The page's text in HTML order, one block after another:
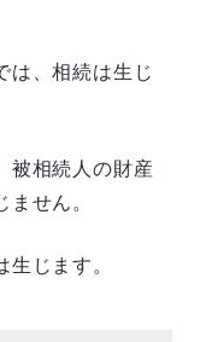
は、相続は生じ
被相続人の財産
せん。
じます。